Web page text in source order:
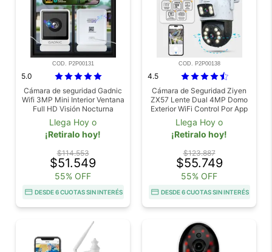
COD. P2P00131
5.0
Cámara de seguridad Gadnic
Wifi 3MP Mini Interior Ventana
Full HD Visión Nocturna
Llega Hoy o
¡Retiralo hoy!
$114.553
$51.549
55% OFF
DESDE 6 CUOTAS SIN INTERÉS
COD. P2P00138
4.5
Cámara de Seguridad Ziyen
ZX57 Lente Dual 4MP Domo
Exterior WiFi Control Por App
Llega Hoy o
¡Retiralo hoy!
$123.887
$55.749
55% OFF
DESDE 6 CUOTAS SIN INTERÉS